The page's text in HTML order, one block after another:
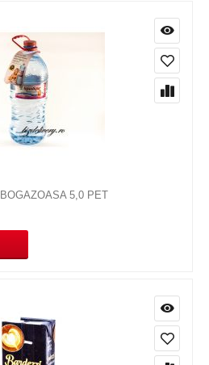
5,0 PET